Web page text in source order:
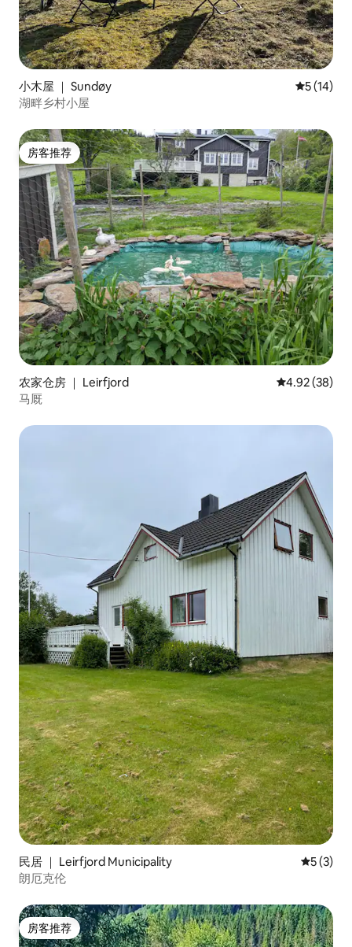
小木屋 ｜ Sundøy 平均评分
5 (14)
湖畔乡村小屋
房客推荐
房客推荐
农家仓房 ｜ Leirfjord 平均评分
4.92 (38)
马厩
民居 ｜ Leirfjord Municipality 平均评分
5 (3)
朗厄克伦
房客推荐
房客推荐